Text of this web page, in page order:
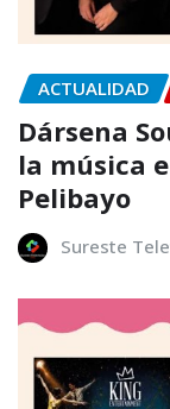
ACTUALIDAD
Dársena
la música
Pelibayo
Sureste